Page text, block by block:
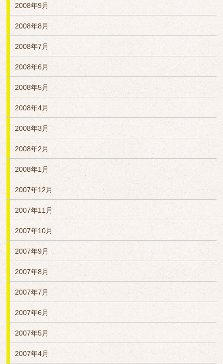
2008年9月
2008年8月
2008年7月
2008年6月
2008年5月
2008年4月
2008年3月
2008年2月
2008年1月
2007年12月
2007年11月
2007年10月
2007年9月
2007年8月
2007年7月
2007年6月
2007年5月
2007年4月